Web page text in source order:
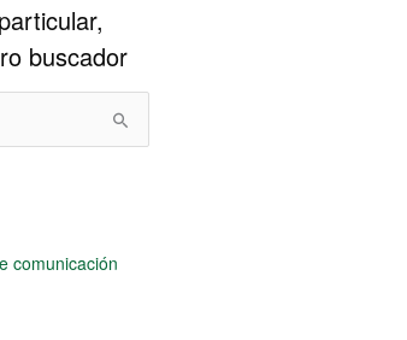
buscador
comunicación